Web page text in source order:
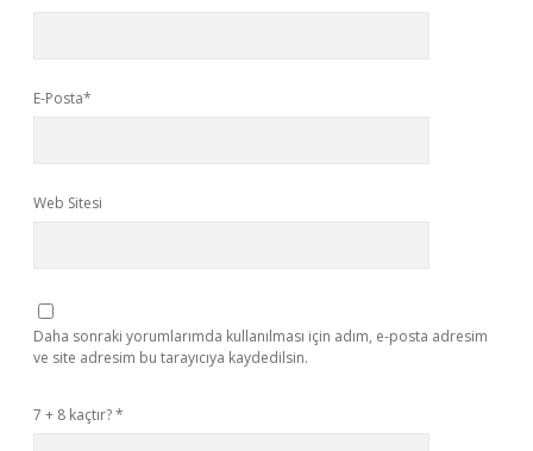
E-Posta*
Web Sitesi
Daha sonraki yorumlarımda kullanılması için adım, e-posta adresim
ve site adresim bu tarayıcıya kaydedilsin.
7 + 8 kaçtır?*